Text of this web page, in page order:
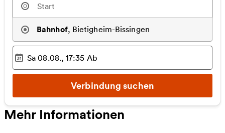
Bahnhof, Bietigheim-Bissingen
Ausgewählter Zeitpunkt
Sa 08.08., 17:35 Ab
Verbindung suchen
Mehr Informationen